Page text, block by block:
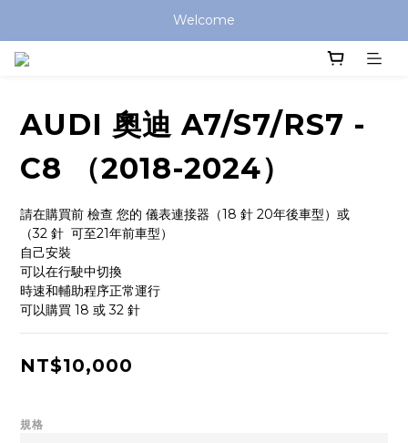
Welcome
AUDI 奧迪 A7/S7/RS7 -
C8 （2018-2024）
請在購買前 檢查 您的 儀表連接器（18 針 20年後車型）或
（32 針  可至21年前車型）
自己安裝
可以在行駛中切換
時速和輔助程序正常運行
可以購買 18 或 32 針
NT$10,000
規格